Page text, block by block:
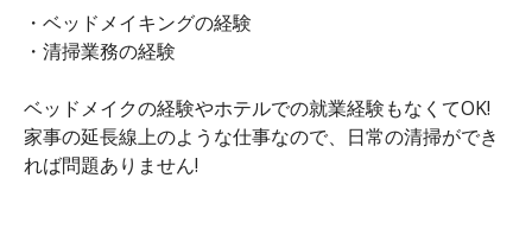
・ベッドメイキングの経験
・清掃業務の経験
ベッドメイクの経験やホテルでの就業経験もなくてOK!
家事の延長線上のような仕事なので、日常の清掃ができ
れば問題ありません!